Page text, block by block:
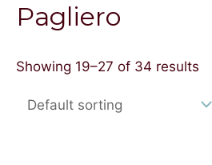
Pagliero
Showing 19–27 of 34 results